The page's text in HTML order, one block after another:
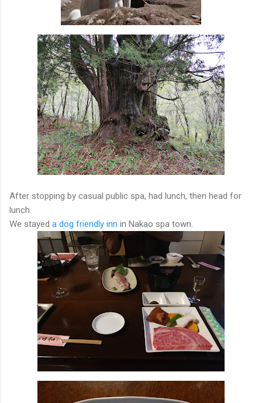
After stopping by casual public spa, had lunch, then head for
lunch.
We stayed a dog friendly inn in Nakao spa town.